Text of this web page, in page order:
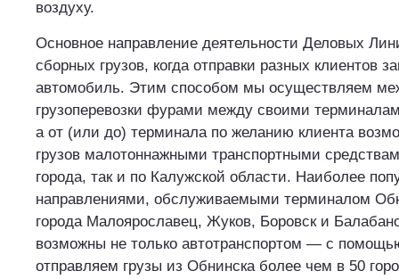
воздуху.
Основное направление деятельности Деловых
сборных грузов, когда отправки разных клиентов
автомобиль. Этим способом мы осуществляем
грузоперевозки фурами между своими
а от (или до) терминала по желанию клиента
грузов малотоннажными транспортными
города, так и по Калужской области. Наиболее
направлениями, обслуживаемыми терминалом
города Малоярославец, Жуков, Боровск и
возможны не только автотранспортом — с
отправляем грузы из Обнинска более чем в 50